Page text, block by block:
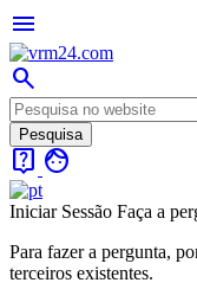
menu
search
live_help face
Iniciar Sessão Faça a
Para fazer a pergunta,
terceiros existentes.